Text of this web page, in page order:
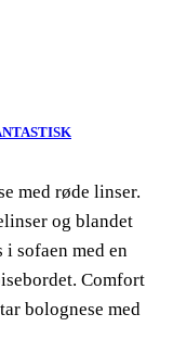
med røde linser.
og blandet
i sofaen med en
Comfort
bolognese med